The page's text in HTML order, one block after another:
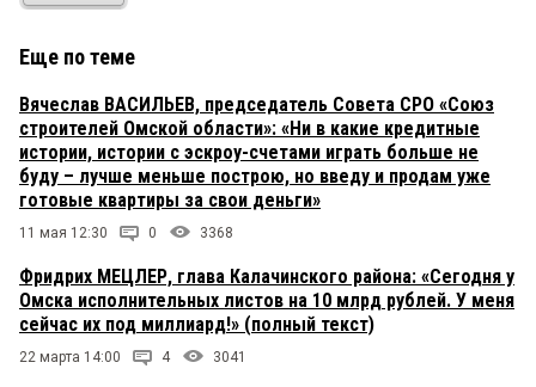
Еще по теме
Вячеслав ВАСИЛЬЕВ, председатель Совета СРО «Союз
строителей Омской области»: «Ни в какие кредитные
истории, истории с эскроу-счетами играть больше не
буду – лучше меньше построю, но введу и продам уже
готовые квартиры за свои деньги»
11 мая 12:30 0 3368
Фридрих МЕЦЛЕР, глава Калачинского района: «Сегодня у
Омска исполнительных листов на 10 млрд рублей. У меня
сейчас их под миллиард!» (полный текст)
22 марта 14:00 4 3041